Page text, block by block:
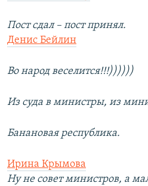
Пост сдал – пост принял.
Денис Бейлин
Во народ веселится!!!))))))
Из суда в министры, из
Банановая республика.
Ирина Крымова
Ну не совет министров, а